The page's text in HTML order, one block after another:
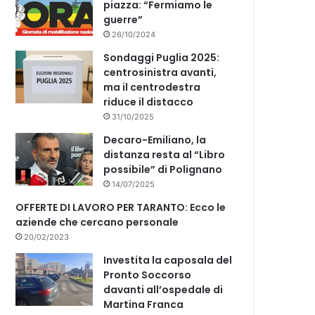
piazza: “Fermiamo le
guerre”
26/10/2024
Sondaggi Puglia 2025:
centrosinistra avanti,
ma il centrodestra
riduce il distacco
31/10/2025
Decaro-Emiliano, la
distanza resta al “Libro
possibile” di Polignano
14/07/2025
OFFERTE DI LAVORO PER TARANTO: Ecco le
aziende che cercano personale
20/02/2023
Investita la caposala del
Pronto Soccorso
davanti all’ospedale di
Martina Franca